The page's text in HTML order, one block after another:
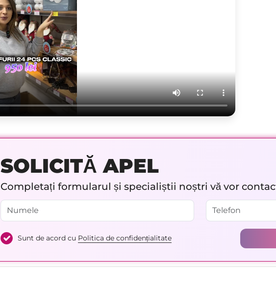
SOLICITĂ APEL
Completați formularul și specialiștii noștri vă vor
Sunt de acord cu Politica de confidențialitate